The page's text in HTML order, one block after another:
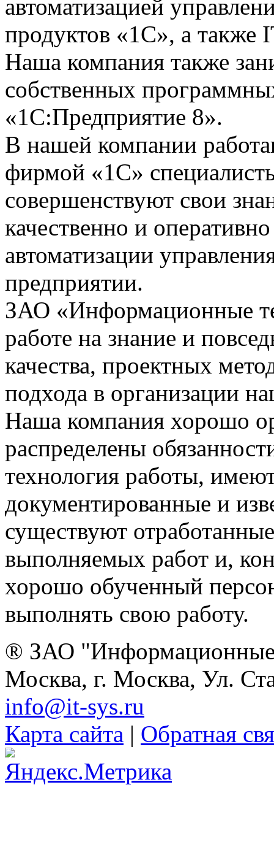
автоматизацией
продуктов «1С», а также
Наша компания также
собственных
«1С:Предприятие 8».
В нашей компании
фирмой «1С»
совершенствуют свои
качественно и
автоматизации
предприятии.
ЗАО «Информационные
работе на знание и
качества, проектных
подхода в организации
Наша компания хорошо
распределены
технология работы,
документированные и
существуют
выполняемых работ и,
хорошо обученный
выполнять свою работу.
® ЗАО "Информационные
Москва, г. Москва, Ул.
info@it-sys.ru
Карта сайта | Обратная